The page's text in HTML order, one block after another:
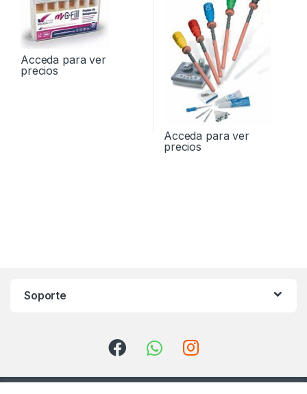
Acceda para ver
precios
Acceda para ver
precios
Soporte